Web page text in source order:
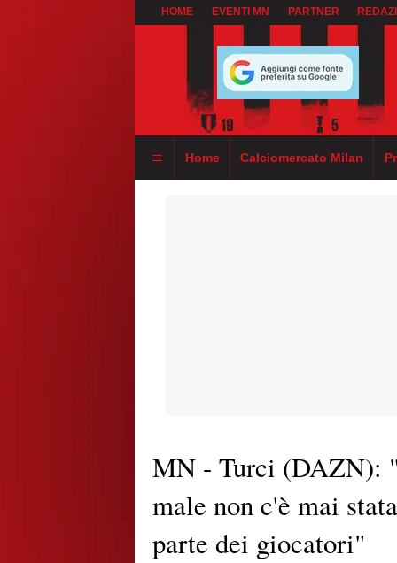
HOME EVENTI MN PARTNER
Home Calciomercato Milan
MN - Turci (DAZN):
male non c'è mai
parte dei giocatori"